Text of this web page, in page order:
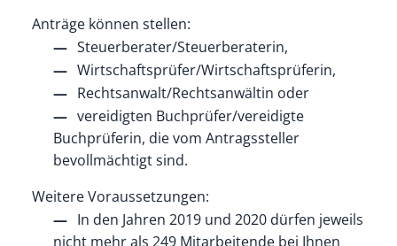
Anträge können stellen:
Steuerberater/Steuerberaterin,
Wirtschaftsprüfer/Wirtschaftsprüferin,
Rechtsanwalt/Rechtsanwältin oder
vereidigten Buchprüfer/vereidigte
Buchprüferin, die vom Antragssteller
bevollmächtigt sind.
Weitere Voraussetzungen:
In den Jahren 2019 und 2020 dürfen jeweils
nicht mehr als 249 Mitarbeitende bei Ihnen